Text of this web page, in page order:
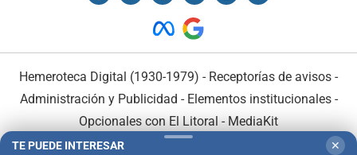
Hemeroteca Digital (1930-1979) - Receptorías de avisos -
Administración y Publicidad - Elementos institucionales-
Opcionales con El Litoral - MediaKit
TE PUEDE INTERESAR ✕